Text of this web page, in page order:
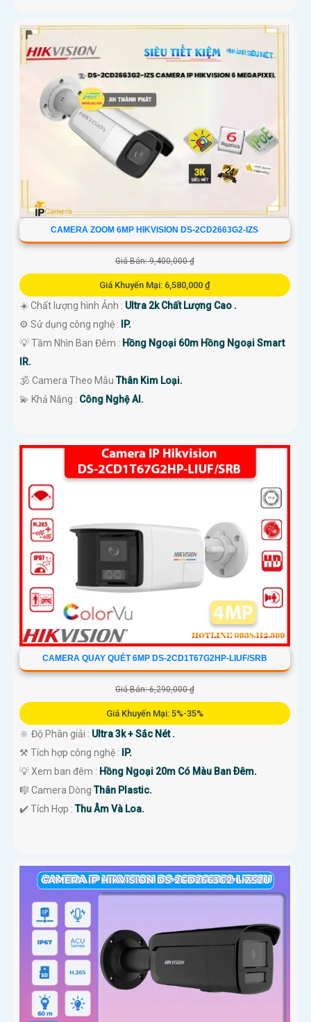
CAMERA ZOOM 6MP HIKVISION DS-2CD2663G2-IZS
Giá Bán: 9,400,000 ₫
Giá Khuyến Mại: 6,580,000 ₫
☀️ Chất lượng hình Ảnh : Ultra 2k Chất Lượng Cao .
⚙ Sử dụng công nghệ :
IP.
💡 Tầm Nhìn Ban Đêm : Hồng Ngoại 60m Hồng Ngoại Smart
IR.
🕉️ Camera Theo MẫuThân Kim Loại.
️💫 Khả Năng : Công Nghệ AI.
CAMERA QUAY QUÉT 6MP DS-2CD1T67G2HP-LIUF/SRB
Giá Bán: 6,290,000 ₫
Giá Khuyến Mại: 5%-35%
🔆 Độ Phân giải : Ultra 3k + Sắc Nét .
⚒ Tích hợp công nghệ :
IP.
💡 Xem ban đêm : Hồng Ngoại 20m Có Màu Ban Ðêm.
🎼️ Camera DòngThân Plastic.
️✔️ Tích Hợp :Thu Âm Và Loa.